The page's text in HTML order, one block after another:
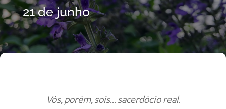
21 de junho
Vós, porém, sois... sacerdócio real.